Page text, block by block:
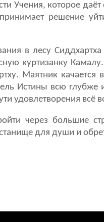
Учения, которое
решение
в лесу
куртизанку
Маятник
Истины всю глубже
удовлетворения всё
через большие
для души и